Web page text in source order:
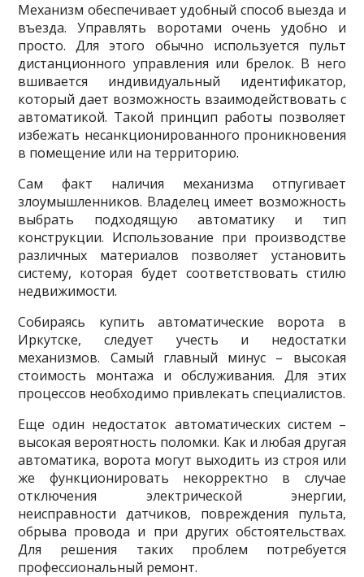
Механизм обеспечивает удобный способ выезда и
въезда. Управлять воротами очень удобно и
просто. Для этого обычно используется пульт
дистанционного управления или брелок. В него
вшивается индивидуальный идентификатор,
который дает возможность взаимодействовать с
автоматикой. Такой принцип работы позволяет
избежать несанкционированного проникновения
в помещение или на территорию.
Сам факт наличия механизма отпугивает
злоумышленников. Владелец имеет возможность
выбрать подходящую автоматику и тип
конструкции. Использование при производстве
различных материалов позволяет установить
систему, которая будет соответствовать стилю
недвижимости.
Собираясь купить автоматические ворота в
Иркутске, следует учесть и недостатки
механизмов. Самый главный минус – высокая
стоимость монтажа и обслуживания. Для этих
процессов необходимо привлекать специалистов.
Еще один недостаток автоматических систем –
высокая вероятность поломки. Как и любая другая
автоматика, ворота могут выходить из строя или
же функционировать некорректно в случае
отключения электрической энергии,
неисправности датчиков, повреждения пульта,
обрыва провода и при других обстоятельствах.
Для решения таких проблем потребуется
профессиональный ремонт.